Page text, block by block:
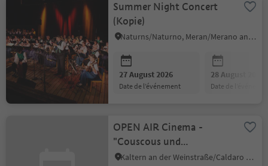
Summer Night Concert
(Kopie)
Naturns/Naturno, Meran/Merano and environs
27 August 2026
date de l’événement
28 August 2026
date de
OPEN AIR Cinema -
"Couscous und
Geheimnisse"
Kaltern an der Weinstraße/Caldaro sulla Strada del Vino, Alto Adige Wine Road